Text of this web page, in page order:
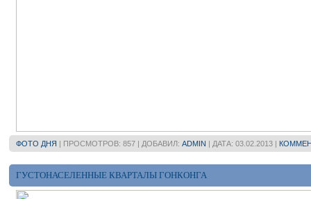
ФОТО ДНЯ | ПРОСМОТРОВ: 857 | ДОБАВИЛ: ADMIN | ДАТА: 03.02.2013 |
ГУСТОНАСЕЛЕННЫЕ КВАРТАЛЫ ГОНКОНГА